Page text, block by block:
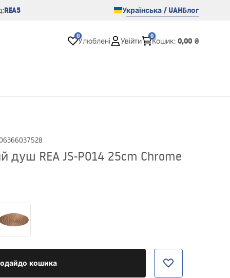
REA5 Українська / UAHБлог
0
Улюблені Увійти
0
Кошик: 0,00 ₴
душ REA JS-P014 25cm Chrome
кошика